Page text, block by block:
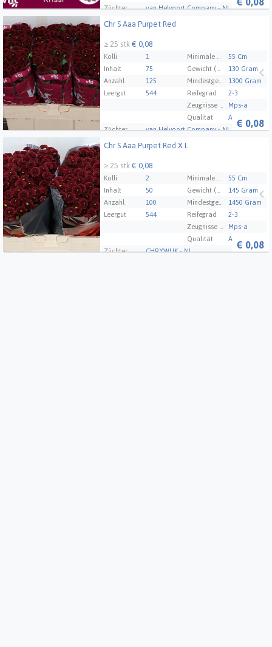
Züchter van Helvoort Company - NL
Chr S Aaa Purpet Red
≥ 25 stk€ 0,08
Kolli 1
55 Cm
Inhalt
75 Gewicht (Durchschnitt)
130 Gram
Anzahl
125 Mindestgewicht des Pakets
1300 Gram
Leergut
544 Reifegrad
2-3
Mps-a
Qualität
A1
Züchter
van Helvoort Company - NL € 0,08
Chr S Aaa Purpet Red
Chr S Aaa Purpet Red X L
≥ 25 stk€ 0,08
Kolli 2
55 Cm
Inhalt
50 Gewicht (Durchschnitt)
145 Gram
Anzahl
100 Mindestgewicht des Pakets
1450 Gram
Leergut
544 Reifegrad
2-3
Mps-a
Qualität
A1
Züchter
CHRYWIJK - NL € 0,08
Chr S Aaa Purpet Red X L